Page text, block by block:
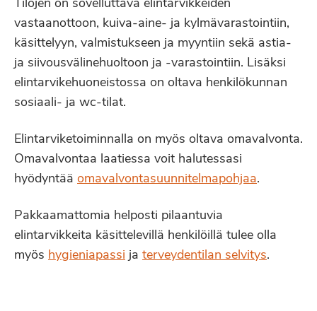
Tilojen on sovelluttava elintarvikkeiden
vastaanottoon, kuiva-aine- ja kylmävarastointiin,
käsittelyyn, valmistukseen ja myyntiin sekä astia-
ja siivousvälinehuoltoon ja -varastointiin. Lisäksi
elintarvikehuoneistossa on oltava henkilökunnan
sosiaali- ja wc-tilat.
Elintarviketoiminnalla on myös oltava omavalvonta.
Omavalvontaa laatiessa voit halutessasi
hyödyntää omavalvontasuunnitelmapohjaa.
Pakkaamattomia helposti pilaantuvia
elintarvikkeita käsittelevillä henkilöillä tulee olla
myös hygieniapassi ja terveydentilan selvitys.